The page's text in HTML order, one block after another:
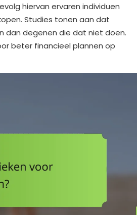
hiervan ervaren individuen
Studies tonen aan dat
dan degenen die dat niet doen.
beter financieel plannen op